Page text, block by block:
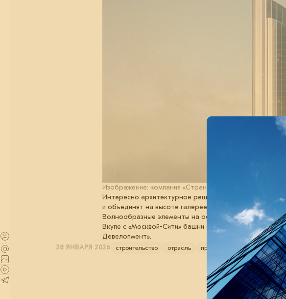
Изображение: компания «Страна Девелопмент»
Интересно архитектурное решение нового жилого
и объединят на высоте галереей. Будет ощущение,
Волнообразные элементы на основании украсят
Вкупе с «Москвой-Сити» башни составят
Девелопмент».
28 ЯНВАРЯ 2026
строительство отрасль проектирование